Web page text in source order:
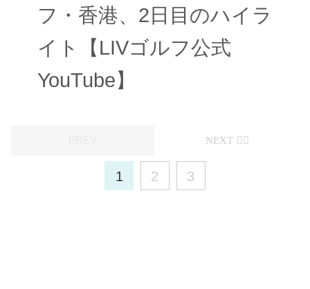
フ・香港、2日目のハイラ
イト【LIVゴルフ公式
YouTube】
1 2 3